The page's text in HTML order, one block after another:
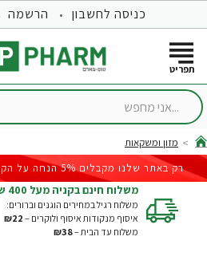
כניסה לחשבון הרשמה
...אני
home
מזון ומשקאות
רק באתר שלנו מקבלים 5% הנחה על הקנייה הבאה |
משלוח חינם בקניה מעל 400 ש"ח | דרך איפוסט עד 5 ק"ג
משלוח רגיל במחירים הוגנים וברורים:
איסוף מנקודות איסוף ולוקרים – ₪22
משלוח עד הבית –₪38